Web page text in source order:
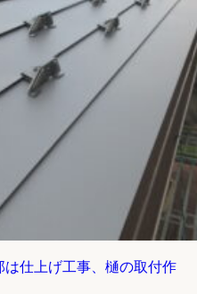
は仕上げ工事、樋の取付作